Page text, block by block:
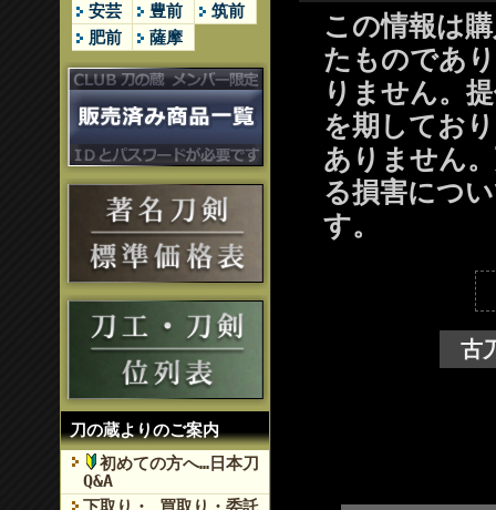
安芸
豊前
筑前
肥前
薩摩
刀の蔵よりのご案内
初めての方へ…日本刀
Q&A
この情報は
たものであ
りません。
を期してお
ありません
る損害につ
す。
古